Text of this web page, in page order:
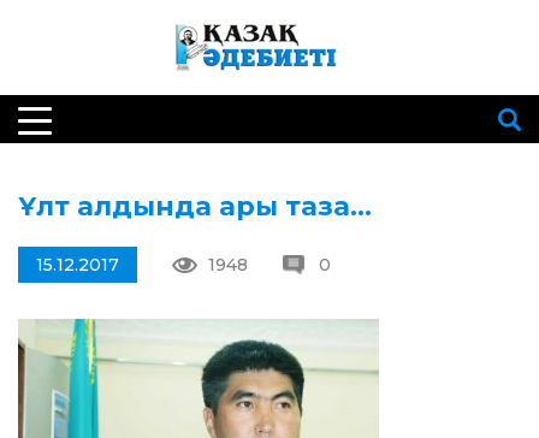
Ұлт алдында ары таза…
15.12.2017 1948 0